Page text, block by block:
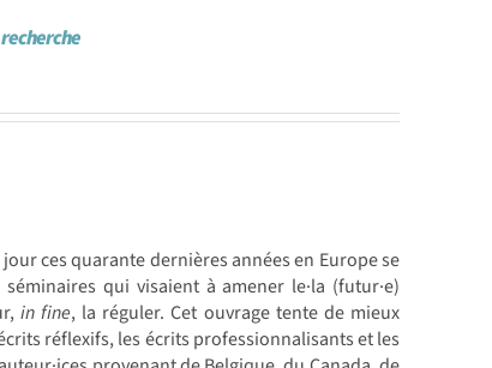
ces quarante dernières années en Europe se
qui visaient à amener le·la (futur·e)
in fine, la réguler. Cet ouvrage tente de mieux
réflexifs, les écrits professionnalisants et les